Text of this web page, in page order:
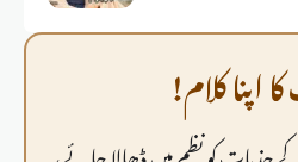
اپنا کلام!